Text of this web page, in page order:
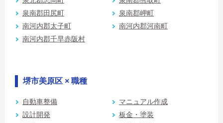
泉南郡田尻町
泉南郡岬町
南河内郡太子町
南河内郡河南町
南河内郡千早赤阪村
堺市美原区 × 職種
自動車整備
マニュアル作成
設計開発
板金・塗装